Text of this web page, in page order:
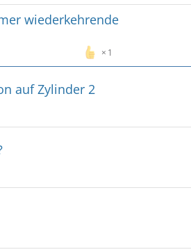
wiederkehrende
1
auf Zylinder 2